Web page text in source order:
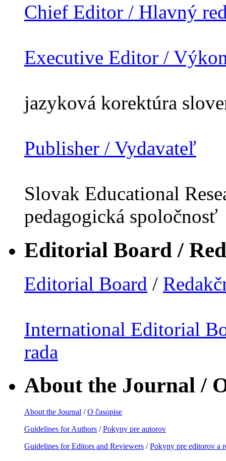
Chief Editor / Hlavný
Executive Editor /
jazyková korektúra
Publisher / Vydavateľ
Slovak Educational
pedagogická spoločnosť
Editorial Board /
Editorial Board /
International Editorial
rada
About the Journal /
About the Journal /O časopise
Guidelines for Authors /Pokyny pre autorov
Guidelines for Editors and Reviewers /Pokyny pre editorov a